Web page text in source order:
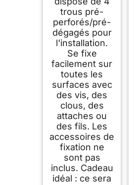
trous pré-
perforés/pré-
dégagés pour
l'installation.
Se fixe
facilement sur
toutes les
surfaces avec
des vis, des
clous, des
attaches ou
des fils. Les
accessoires de
fixation ne
sont pas
inclus. Cadeau
idéal : ce sera